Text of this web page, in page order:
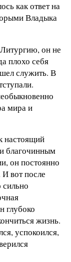
как ответ на
Владыка
он не
плохо себя
служить. В
мира и
настоящий
благочинным
он постоянно
вот после
сильно
глубоко
жизнь.
успокоился,